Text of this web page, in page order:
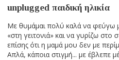
unplugged παιδική ηλικία
Mε θυμάμαι πολύ καλά να φεύγω
«στη γειτονιά» και να γυρίζω στο
επίσης ότι η μαμά μου δεν με
Απλά, κάποια στιγμή... με έβλεπε